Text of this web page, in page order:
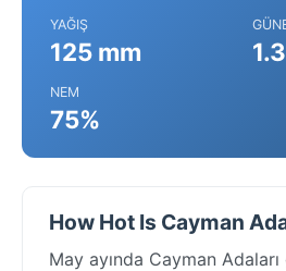
YAĞIŞ
125 mm
NEM
75%
How Hot Is Cayman
May ayında Cayman